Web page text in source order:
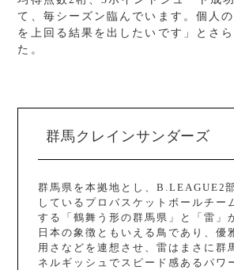
て、毎シーズン臨んでいます。個人
を上回る結果を出したいです」とさ
た。
群馬クレインサンダーズ
群馬県を本拠地とし、B.LEAGUE2
しているプロバスケットボールチー
する「鶴舞う形の群馬県」と「雷」
日本の象徴ともいえる鳥であり、優
用さなどを連想させ、雷はまさに群
ネルギッシュでスピード感あるパワ